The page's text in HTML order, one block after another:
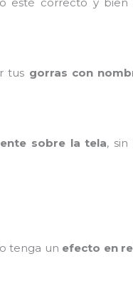
tus gorras con
sobre la tela, sin
tenga un efecto en